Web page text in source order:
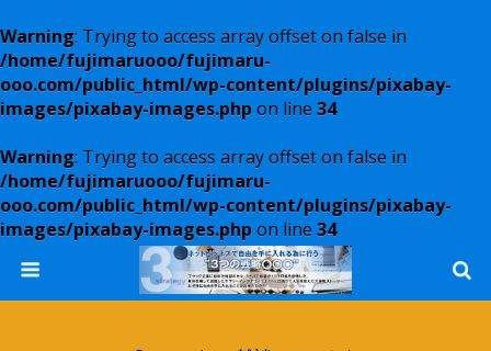
Warning: Trying to access array offset on false in
/home/fujimaruooo/fujimaru-
ooo.com/public_html/wp-content/plugins/pixabay-
images/pixabay-images.php on line 34
Warning: Trying to access array offset on false in
/home/fujimaruooo/fujimaru-
ooo.com/public_html/wp-content/plugins/pixabay-
images/pixabay-images.php on line 34